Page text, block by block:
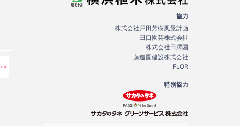
協力
株式会社戸田芳樹風景計画
田口園芸株式会社
株式会社田澤園
藤造園建設株式会社
FLOR
特別協力